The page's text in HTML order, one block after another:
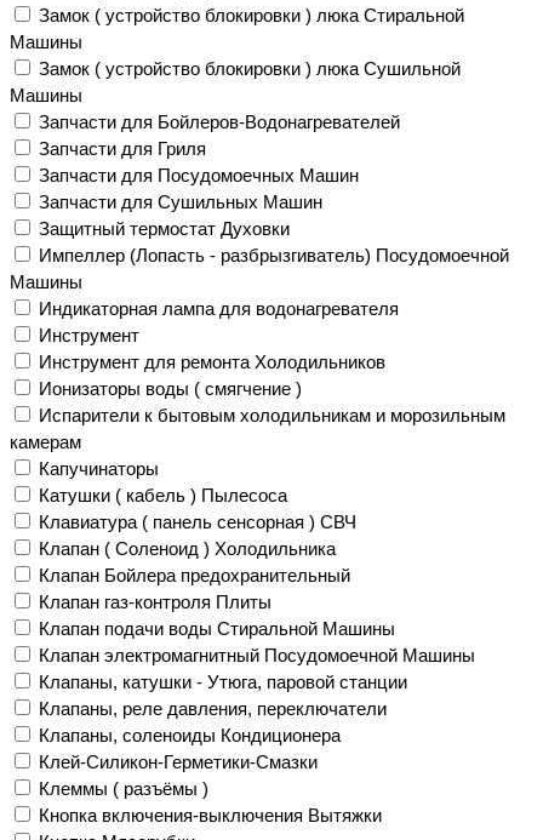
Замок ( устройство блокировки ) люка Стиральной
Машины
Замок ( устройство блокировки ) люка Сушильной
Машины
Запчасти для Бойлеров-Водонагревателей
Запчасти для Гриля
Запчасти для Посудомоечных Машин
Запчасти для Сушильных Машин
Защитный термостат Духовки
Импеллер (Лопасть - разбрызгиватель) Посудомоечной
Машины
Индикаторная лампа для водонагревателя
Инструмент
Инструмент для ремонта Холодильников
Ионизаторы воды ( смягчение )
Испарители к бытовым холодильникам и морозильным
камерам
Капучинаторы
Катушки ( кабель ) Пылесоса
Клавиатура ( панель сенсорная ) СВЧ
Клапан ( Соленоид ) Холодильника
Клапан Бойлера предохранительный
Клапан газ-контроля Плиты
Клапан подачи воды Стиральной Машины
Клапан электромагнитный Посудомоечной Машины
Клапаны, катушки - Утюга, паровой станции
Клапаны, реле давления, переключатели
Клапаны, соленоиды Кондиционера
Клей-Силикон-Герметики-Смазки
Клеммы ( разъёмы )
Кнопка включения-выключения Вытяжки